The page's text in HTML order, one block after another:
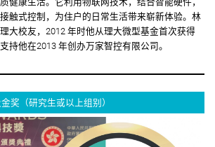
触式控制，为住户的日常生活带来崭新体验。林
大校友，2012 年时他从理大微型基金首次获得
持他在2013 年创办万家智控有限公司。
奖（研究生或以上组别）